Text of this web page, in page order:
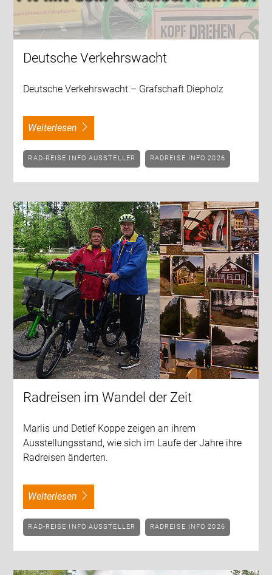
Deutsche Verkehrswacht
Deutsche Verkehrswacht – Grafschaft Diepholz
weiterlesen
RAD-REISE INFO AUSSTELLER RADREISE INFO 2026
Radreisen im Wandel der Zeit
Marlis und Detlef Koppe zeigen an ihrem
Ausstellungsstand, wie sich im Laufe der Jahre ihre
Radreisen änderten.
weiterlesen
RAD-REISE INFO AUSSTELLER RADREISE INFO 2026